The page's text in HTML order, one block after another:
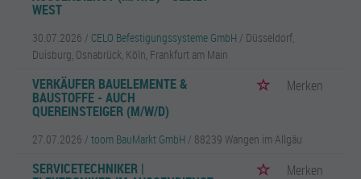
EST
30.07.2026 / CELO Befestigungssysteme GmbH / Düsseldorf,
Duisburg, Osnabrück, Köln, Frankfurt am Main
VERKÄUFER BAUELEMENTE &
BAUSTOFFE - AUCH
QUEREINSTEIGER (M/W/D)
Merken
27.07.2026 / toom BauMarkt GmbH / 88239 Wangen im Allgäu
SERVICETECHNIKER | Merken